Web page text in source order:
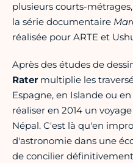
plusieurs courts-
la série documentaire
réalisée pour ARTE et
Après des études de
Ratermultiplie les
Espagne, en Islande ou
réaliser en 2014 un
Népal. C'est là qu'en
d'astronomie dans une
de concilier